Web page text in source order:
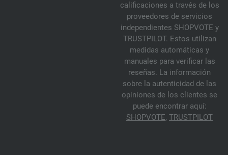
calificaciones a través de los
proveedores de servicios
independientes SHOPVOTE y
TRUSTPILOT. Estos utilizan
medidas automáticas y
manuales para verificar las
reseñas. La información
sobre la autenticidad de las
opiniones de los clientes se
puede encontrar aquí:
SHOPVOTE, TRUSTPILOT